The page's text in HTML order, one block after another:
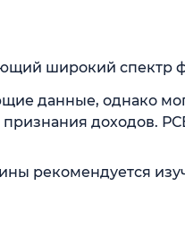
широкий спектр
данные, однако
доходов.
рекомендуется